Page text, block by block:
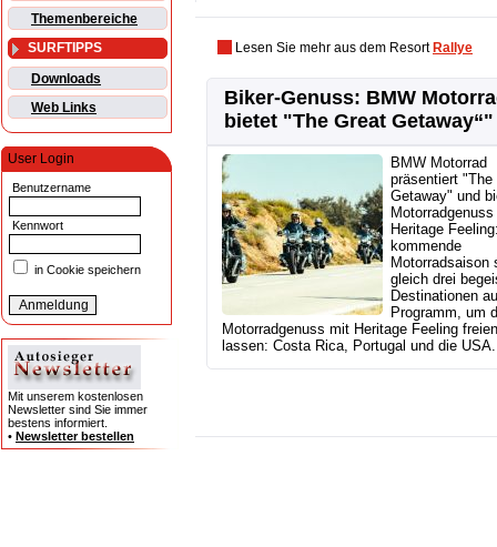
Themenbereiche
SURFTIPPS
Downloads
Web Links
User Login
Benutzername
Kennwort
in Cookie speichern
Mit unserem kostenlosen
Newsletter sind Sie immer
bestens informiert.
• Newsletter bestellen
Lesen Sie mehr aus dem Resort Rallye
Biker-Genuss: BMW
bietet "The Great Getaway“"
BMW Motorrad
präsentiert "The
Getaway" und
Heritage
kommende
Motorradsaison
gleich drei
Destinationen
Programm, um
Motorradgenuss mit Heritage Feeling
lassen: Costa Rica, Portugal und die